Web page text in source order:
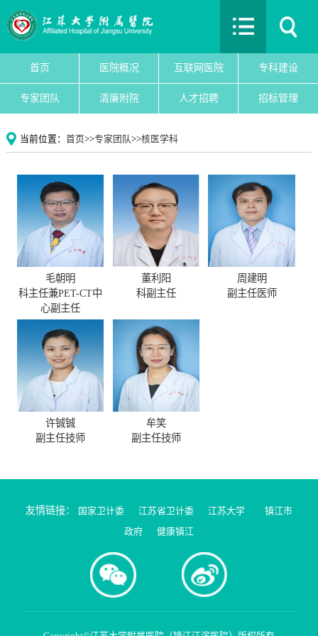
首页 医院概况 互联网医院 专科建设
专家团队 清廉附院 人才招聘 招标管理
当前位置： 首页>>专家团队>>核医学科
毛朝明
科主任兼PET-CT中
心副主任
董利阳
科副主任
周建明
副主任医师
许铖铖
副主任技师
牟笑
副主任技师
友情链接： 国家卫计委 江苏省卫计委 江苏大学
镇江市
政府
健康镇江
首页
互联网医院
专科建设
党建文化
护理园地
清廉附院
人才招聘
招标管理
院务公开
教育教学